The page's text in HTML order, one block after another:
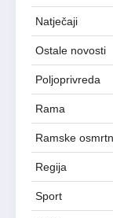
Natječaji
Ostale novosti
Poljoprivreda
Rama
Ramske
Regija
Sport